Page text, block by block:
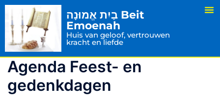
בַיִת אֱמוּנָה Beit
Emoenah
Huis van geloof, vertrouwen
kracht en liefde
Agenda Feest- en
gedenkdagen